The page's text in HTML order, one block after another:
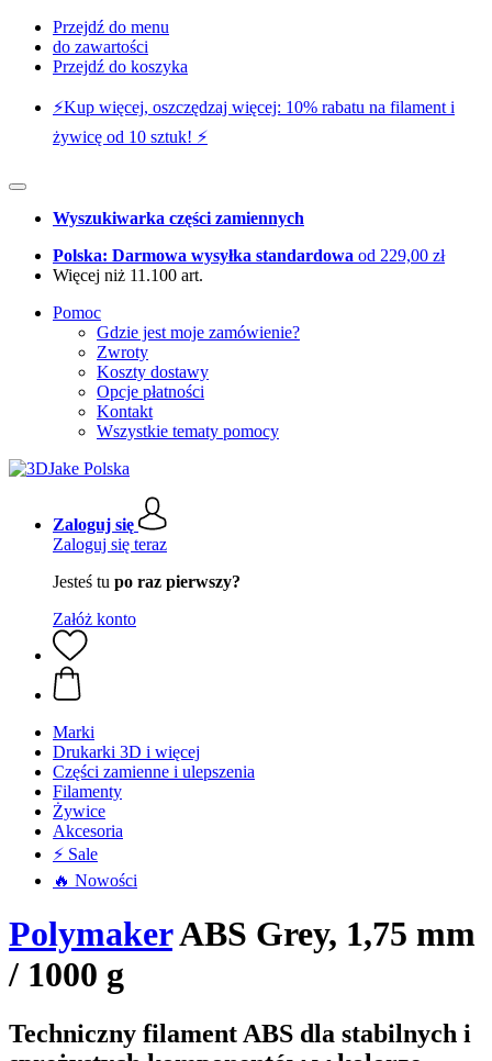
Przejdź do menu
do zawartości
Przejdź do koszyka
⚡️Kup więcej, oszczędzaj więcej: 10% rabatu na filament i
żywicę od 10 sztuk! ⚡️
Wyszukiwarka części zamiennych
Polska: Darmowa wysyłka standardowa od 229,00 zł
Więcej niż 11.100 art.
Pomoc
Gdzie jest moje zamówienie?
Zwroty
Koszty dostawy
Opcje płatności
Kontakt
Wszystkie tematy pomocy
Zaloguj się
Zaloguj się teraz
Jesteś tu po raz pierwszy?
Załóż konto
Marki
Drukarki 3D i więcej
Części zamienne i ulepszenia
Filamenty
Żywice
Akcesoria
⚡ Sale
🔥 Nowości
PolymakerABS Grey, 1,75 mm
/ 1000 g
Techniczny filament ABS dla stabilnych i